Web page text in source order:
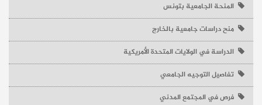
المنحة الجامعية بتونس
منح دراسات جامعية بالخارج
الدراسة في الولايات المتحدة الأمريكية
تفاصيل التوجيه الجامعي
فرص في المجتمع المدني